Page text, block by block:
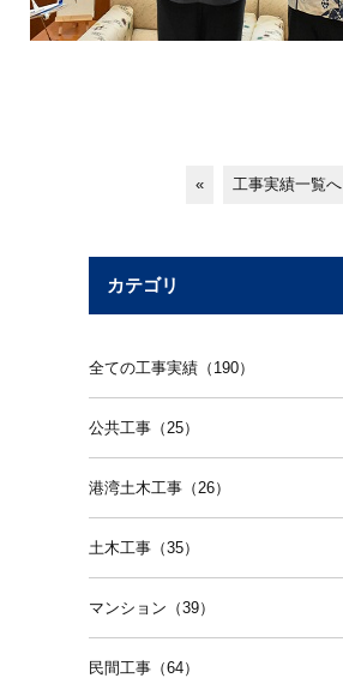
« 工事実績一覧へ
カテゴリ
全ての工事実績（190）
公共工事（25）
港湾土木工事（26）
土木工事（35）
マンション（39）
民間工事（64）